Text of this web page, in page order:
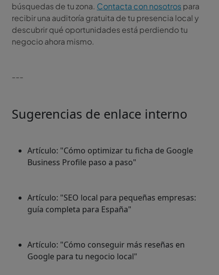
búsquedas de tu zona. Contacta con nosotrospara
recibir una auditoría gratuita de tu presencia local y
descubrir qué oportunidades está perdiendo tu
negocio ahora mismo.
---
Sugerencias de enlace interno
Artículo: "Cómo optimizar tu ficha de Google
Business Profile paso a paso"
Artículo: "SEO local para pequeñas empresas:
guía completa para España"
Artículo: "Cómo conseguir más reseñas en
Google para tu negocio local"